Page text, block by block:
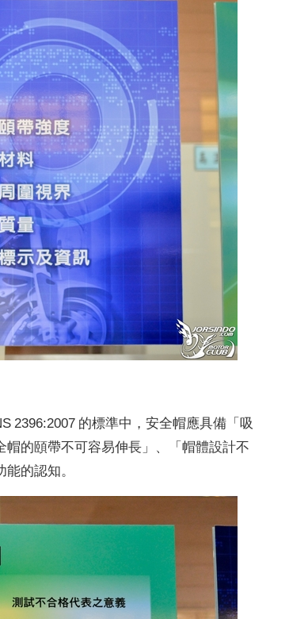
2396:2007 的標準中，安全帽應具備「吸
的頤帶不可容易伸長」、「帽體設計不
的認知。